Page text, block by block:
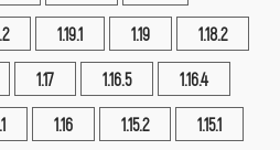
1.19.1 1.19 1.18.2
1.17 1.16.5 1.16.4
1.16 1.15.2 1.15.1